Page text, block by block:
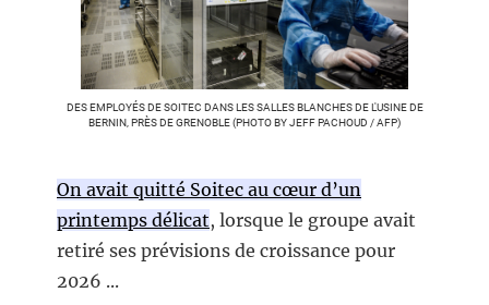
DES EMPLOYÉS DE SOITEC DANS LES SALLES BLANCHES DE L'USINE DE
BERNIN, PRÈS DE GRENOBLE (PHOTO BY JEFF PACHOUD / AFP)
On avait quitté Soitec au cœur d’un
printemps délicat, lorsque le groupe avait
retiré ses prévisions de croissance pour
2026 ...